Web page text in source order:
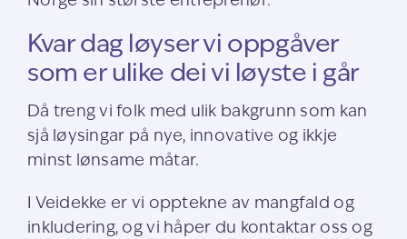
Kvar dag løyser vi oppgåver
som er ulike dei vi løyste i går
Då treng vi folk med ulik bakgrunn som kan
sjå løysingar på nye, innovative og ikkje
minst lønsame måtar.
I Veidekke er vi opptekne av mangfald og
inkludering, og vi håper du kontaktar oss og